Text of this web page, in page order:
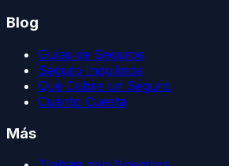
Blog
Guías de Seguros
Seguro Inquilinos
Qué Cubre un Seguro
Cuánto Cuesta
Más